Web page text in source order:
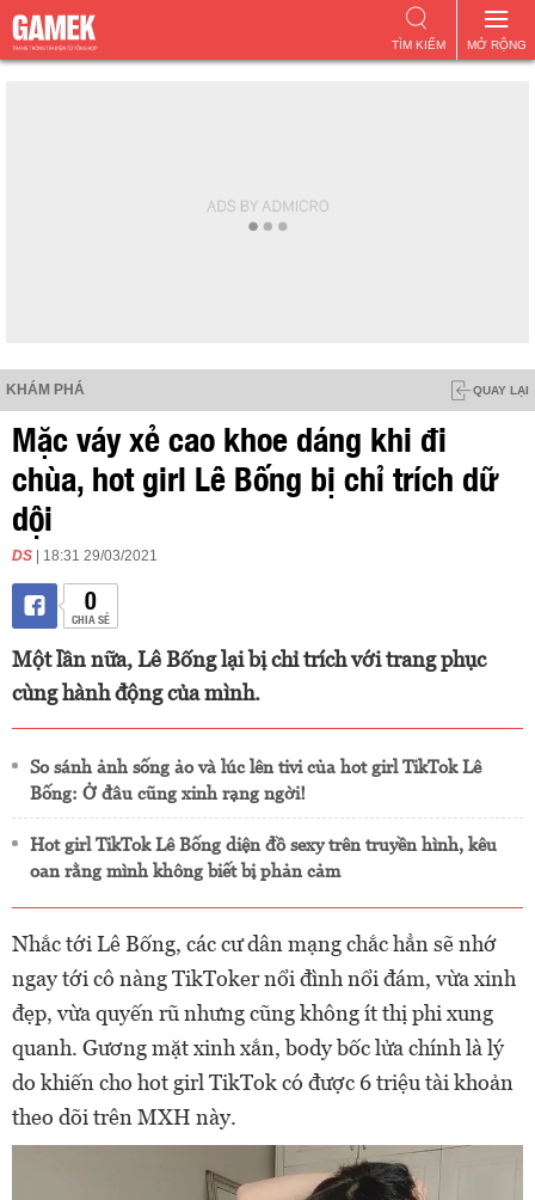
MỞ RỘNG
TÌM KIẾM
KHÁM PHÁ QUAY LẠI
Mặc váy xẻ cao khoe dáng khi đi
chùa, hot girl Lê Bống bị chỉ trích dữ
dội
DS | 18:31 29/03/2021
0
CHIA SẺ
Một lần nữa, Lê Bống lại bị chỉ trích với trang phục
cùng hành động của mình.
So sánh ảnh sống ảo và lúc lên tivi của hot girl TikTok Lê
Bống: Ở đâu cũng xinh rạng ngời!
Hot girl TikTok Lê Bống diện đồ sexy trên truyền hình, kêu
oan rằng mình không biết bị phản cảm
Nhắc tới Lê Bống, các cư dân mạng chắc hẳn sẽ nhớ
ngay tới cô nàng TikToker nổi đình nổi đám, vừa xinh
đẹp, vừa quyến rũ nhưng cũng không ít thị phi xung
quanh. Gương mặt xinh xắn, body bốc lửa chính là lý
do khiến cho hot girl TikTok có được 6 triệu tài khoản
theo dõi trên MXH này.